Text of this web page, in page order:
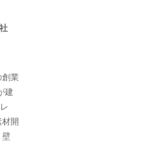
創業
建
開
壁